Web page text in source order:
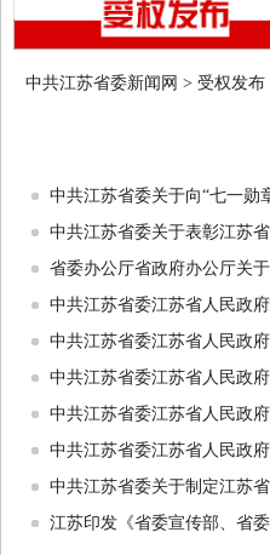
中共江苏省委新闻网 > 受权发布
中共江苏省委关于向“七一勋
中共江苏省委关于表彰江苏
省委办公厅省政府办公厅关
中共江苏省委江苏省人民政
中共江苏省委江苏省人民政
中共江苏省委江苏省人民政
中共江苏省委江苏省人民政
中共江苏省委江苏省人民政
中共江苏省委关于制定江苏
江苏印发《省委宣传部、省